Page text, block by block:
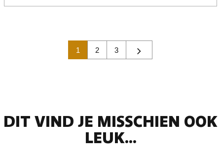
1 2 3
DIT VIND JE MISSCHIEN OOK
LEUK...